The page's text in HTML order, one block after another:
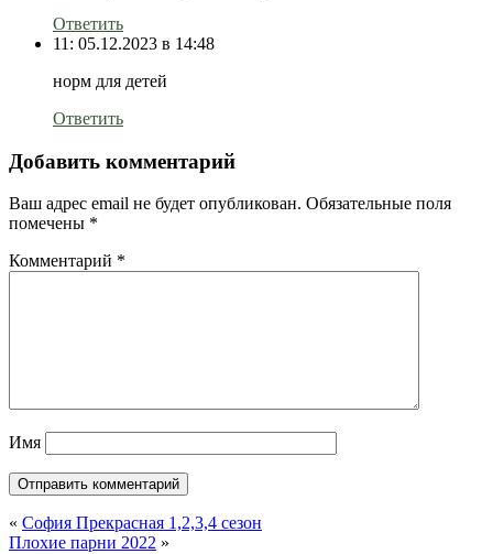
Ответить
11: 05.12.2023 в 14:48
норм для детей
Ответить
Добавить комментарий
Ваш адрес email не будет опубликован. Обязательные поля
помечены *
Комментарий *
Имя
« София Прекрасная 1,2,3,4 сезон
Плохие парни 2022 »